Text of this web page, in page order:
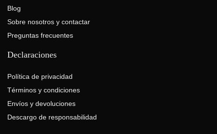
Blog
Sobre nosotros y contactar
Preguntas frecuentes
Declaraciones
Política de privacidad
Términos y condiciones
Envíos y devoluciones
Descargo de responsabilidad